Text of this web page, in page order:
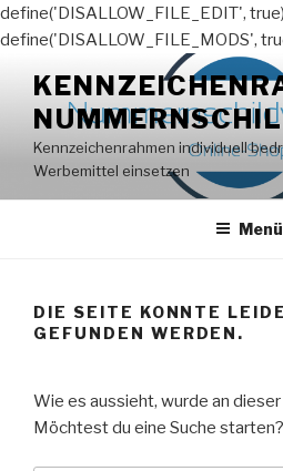
define('DISALLOW_FILE_EDIT',
define('DISALLOW_FILE_MODS',
Inhalt
springen
Kennzeichenrahmen individuell
Werbemittel einsetzen
Menü
DIE SEITE KONNTE
GEFUNDEN WERDEN.
Wie es aussieht, wurde an
Möchtest du eine Suche starten?